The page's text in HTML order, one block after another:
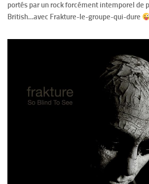
portés par un rock forcément intemporel de
British…avec Frakture-le-groupe-qui-dure